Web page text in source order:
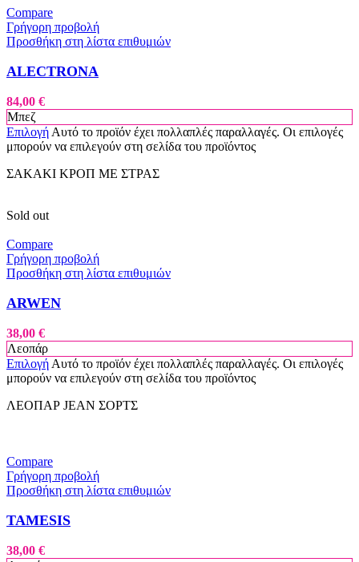
Compare
Γρήγορη προβολή
Προσθήκη στη λίστα επιθυμιών
ALECTRONA
84,00 €
Μπεζ
Επιλογή Αυτό το προϊόν έχει πολλαπλές παραλλαγές. Οι επιλογές
μπορούν να επιλεγούν στη σελίδα του προϊόντος
ΣΑΚΑΚΙ ΚΡΟΠ ΜΕ ΣΤΡΑΣ
Sold out
Compare
Γρήγορη προβολή
Προσθήκη στη λίστα επιθυμιών
ARWEN
38,00 €
Λεοπάρ
Επιλογή Αυτό το προϊόν έχει πολλαπλές παραλλαγές. Οι επιλογές
μπορούν να επιλεγούν στη σελίδα του προϊόντος
ΛΕΟΠΑΡ JEAN ΣΟΡΤΣ
Compare
Γρήγορη προβολή
Προσθήκη στη λίστα επιθυμιών
TAMESIS
38,00 €